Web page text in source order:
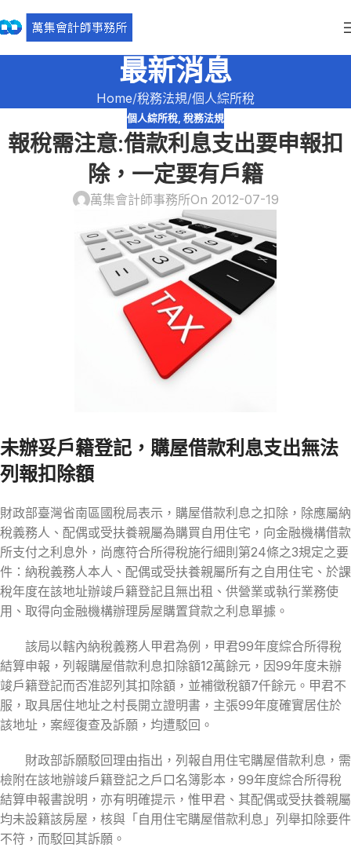
最新消息
Home 稅務法規 個人綜所稅
個人綜所稅, 稅務法規
報稅需注意:借款利息支出要申報扣
除，一定要有戶籍
萬集會計師事務所On 2012-07-19
未辦妥戶籍登記，購屋借款利息支出無法
列報扣除額
財政部臺灣省南區國稅局表示，購屋借款利息之扣除，除應屬納
稅義務人、配偶或受扶養親屬為購買自用住宅，向金融機構借款
所支付之利息外，尚應符合所得稅施行細則第24條之3規定之要
件：納稅義務人本人、配偶或受扶養親屬所有之自用住宅、於課
稅年度在該地址辦竣戶籍登記且無出租、供營業或執行業務使
用、取得向金融機構辦理房屋購置貸款之利息單據。
該局以轄內納稅義務人甲君為例，甲君99年度綜合所得稅
結算申報，列報購屋借款利息扣除額12萬餘元，因99年度未辦
竣戶籍登記而否准認列其扣除額，並補徵稅額7仟餘元。甲君不
服，取具居住地址之村長開立證明書，主張99年度確實居住於
該地址，案經復查及訴願，均遭駁回。
財政部訴願駁回理由指出，列報自用住宅購屋借款利息，需
檢附在該地辦竣戶籍登記之戶口名簿影本，99年度綜合所得稅
結算申報書說明，亦有明確提示，惟甲君、其配偶或受扶養親屬
均未設籍該房屋，核與「自用住宅購屋借款利息」列舉扣除要件
不符，而駁回其訴願。